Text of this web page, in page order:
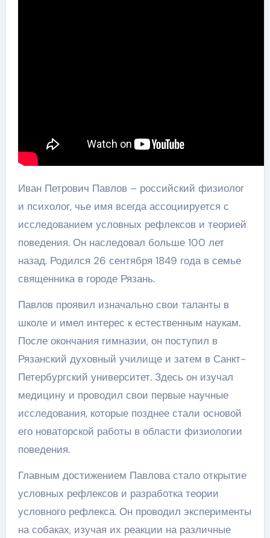
Иван Петрович Павлов – российский физиолог
и психолог, чье имя всегда ассоциируется с
исследованием условных рефлексов и теорией
поведения. Он наследовал больше 100 лет
назад. Родился 26 сентября 1849 года в семье
священника в городе Рязань.
Павлов проявил изначально свои таланты в
школе и имел интерес к естественным наукам.
После окончания гимназии, он поступил в
Рязанский духовный училище и затем в Санкт-
Петербургский университет. Здесь он изучал
медицину и проводил свои первые научные
исследования, которые позднее стали основой
его новаторской работы в области физиологии
поведения.
Главным достижением Павлова стало открытие
условных рефлексов и разработка теории
условного рефлекса. Он проводил эксперименты
на собаках, изучая их реакции на различные